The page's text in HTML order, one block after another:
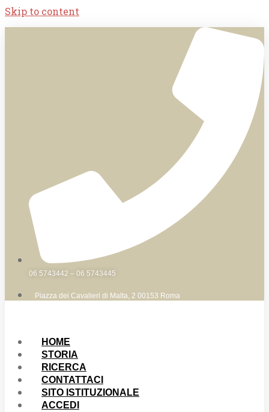
Skip to content
06 5743442 – 06 5743445
Piazza dei Cavalieri di Malta, 2 00153 Roma
HOME
STORIA
RICERCA
CONTATTACI
SITO ISTITUZIONALE
ACCEDI